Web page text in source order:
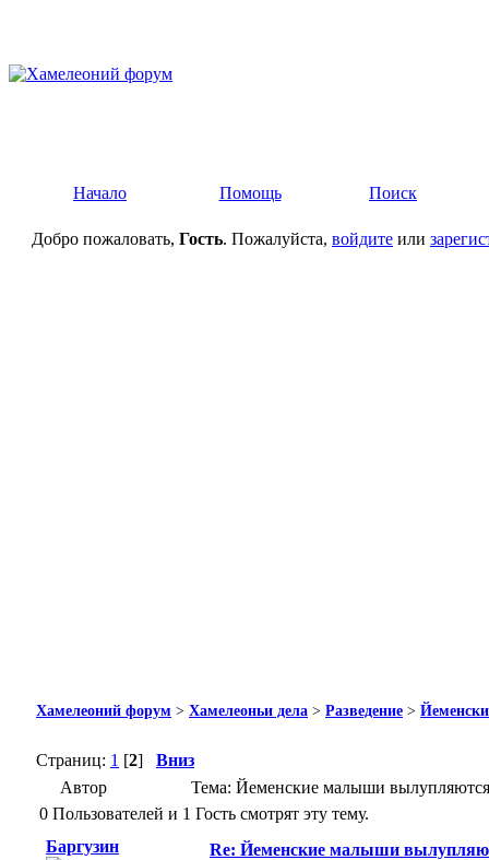
Начало Помощь Поиск
Добро пожаловать, Гость. Пожалуйста, войдите или
Хамелеоний форум > Хамелеоньи дела > Разведение >
Страниц: 1 [2] Вниз
Автор
Тема: Йеменские малыши
0 Пользователей и 1 Гость смотрят эту тему.
Баргузин
Re: Йеменские малыши